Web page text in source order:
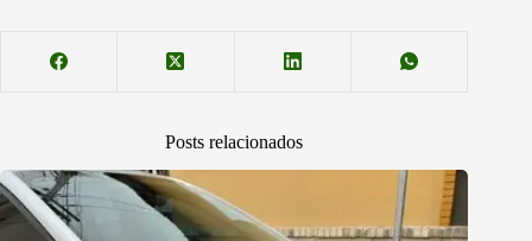
Posts relacionados